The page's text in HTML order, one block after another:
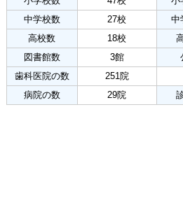
中学校数
27校 中
高校数
18校
図書館数
3館
歯科医院の数
251院
病院の数
29院